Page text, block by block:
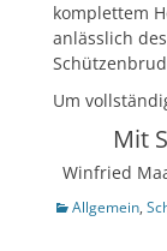
komplettem
anlässlich
Um
Mit
Winfried
Kategorien
Allgemein,